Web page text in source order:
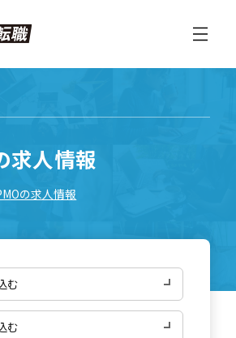
求人情報
の求人情報